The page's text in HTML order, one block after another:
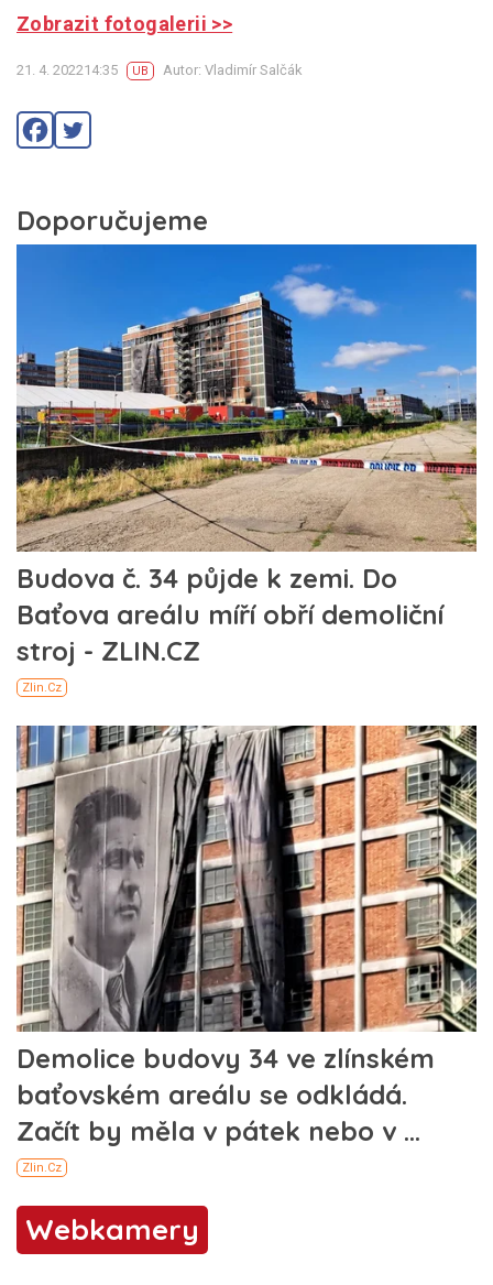
Zobrazit fotogalerii >>
21. 4. 202214:35 UB Autor: Vladimír Salčák
Webkamery